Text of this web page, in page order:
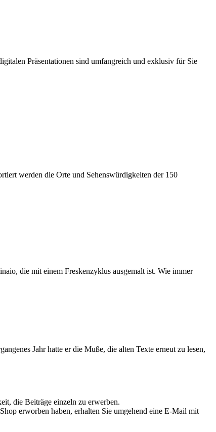
Präsentationen sind umfangreich und exklusiv für Sie
werden die Orte und Sehenswürdigkeiten der 150
die mit einem Freskenzyklus ausgemalt ist. Wie immer
Jahr hatte er die Muße, die alten Texte erneut zu lesen,
die Beiträge einzeln zu erwerben.
erworben haben, erhalten Sie umgehend eine E-Mail mit